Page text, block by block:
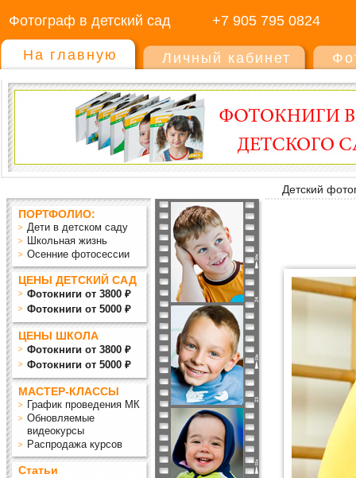
Фотограф в детский сад +7 905 795 0824
На главную Личный кабинет
Детский
ПОРТФОЛИО:
Дети в детском саду
Школьная жизнь
Осенние фотосессии
ЦЕНЫ ДЕТСКИЙ САД
Фотокниги от 3800 ₽
Фотокниги от 5000 ₽
ЦЕНЫ ШКОЛА
Фотокниги от 3800 ₽
Фотокниги от 5000 ₽
МАСТЕР-КЛАССЫ
График проведения МК
Обновляемые
видеокурсы
Распродажа курсов
Статьи